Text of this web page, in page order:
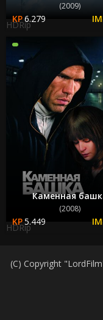
(2009)
6.279
HDRip
Каменная
(2008)
5.449
HDRip
(C) Copyright